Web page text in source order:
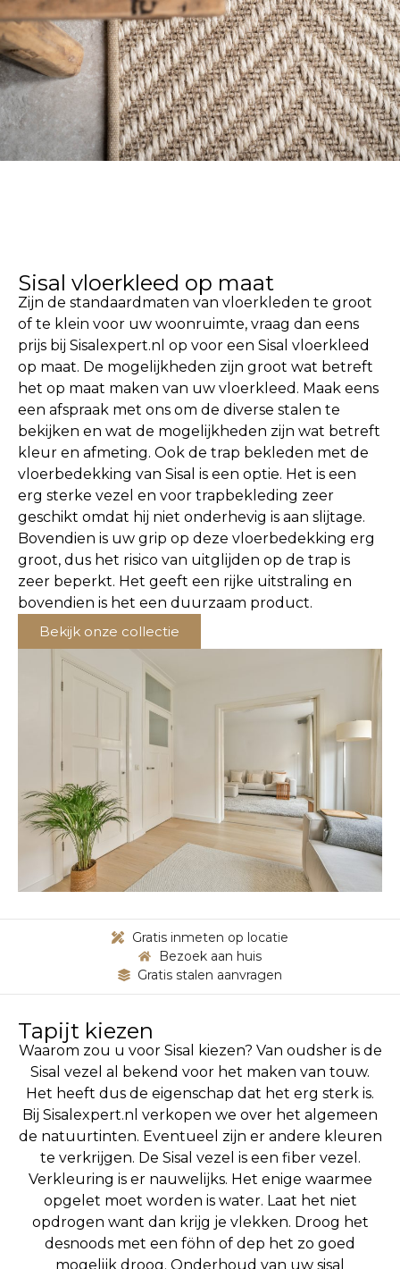
Sisal vloerkleed op maat
Zijn de standaardmaten van vloerkleden te groot
of te klein voor uw woonruimte, vraag dan eens
prijs bij Sisalexpert.nl op voor een Sisal vloerkleed
op maat. De mogelijkheden zijn groot wat betreft
het op maat maken van uw vloerkleed. Maak eens
een afspraak met ons om de diverse stalen te
bekijken en wat de mogelijkheden zijn wat betreft
kleur en afmeting. Ook de trap bekleden met de
vloerbedekking van Sisal is een optie. Het is een
erg sterke vezel en voor trapbekleding zeer
geschikt omdat hij niet onderhevig is aan slijtage.
Bovendien is uw grip op deze vloerbedekking erg
groot, dus het risico van uitglijden op de trap is
zeer beperkt. Het geeft een rijke uitstraling en
bovendien is het een duurzaam product.
Bekijk onze collectie
Gratis inmeten op locatie
Bezoek aan huis
Gratis stalen aanvragen
Tapijt kiezen
Waarom zou u voor Sisal kiezen? Van oudsher is de
Sisal vezel al bekend voor het maken van touw.
Het heeft dus de eigenschap dat het erg sterk is.
Bij Sisalexpert.nl verkopen we over het algemeen
de natuurtinten. Eventueel zijn er andere kleuren
te verkrijgen. De Sisal vezel is een fiber vezel.
Verkleuring is er nauwelijks. Het enige waarmee
opgelet moet worden is water. Laat het niet
opdrogen want dan krijg je vlekken. Droog het
desnoods met een föhn of dep het zo goed
mogelijk droog. Onderhoud van uw sisal